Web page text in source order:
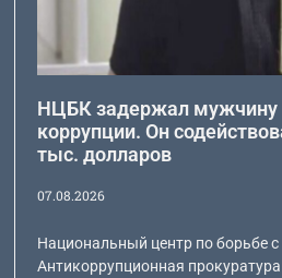
НЦБК задержал мужчину
коррупции. Он
тыс. долларов
07.08.2026
Национальный центр по борьбе с
Антикоррупционная